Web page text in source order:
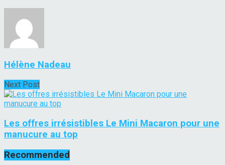
Hélène Nadeau
Next Post
Les offres irrésistibles Le Mini Macaron pour une
manucure au top
Recommended